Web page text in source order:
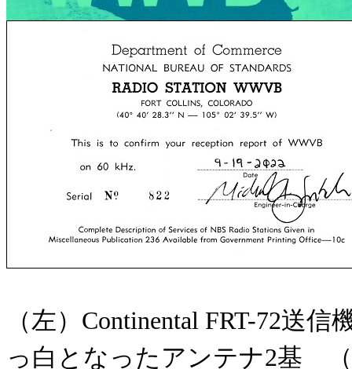
（左）Continental FRT-72送
っ白となったアンテナ2基